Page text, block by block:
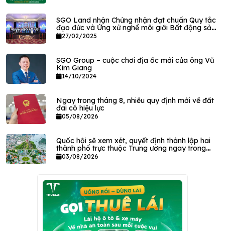
SGO Land nhận Chứng nhận đạt chuẩn Quy tắc
đạo đức và Ứng xử nghề môi giới Bất động sản
VPEC
27/02/2025
SGO Group – cuộc chơi địa ốc mới của ông Vũ
Kim Giang
14/10/2024
Ngay trong tháng 8, nhiều quy định mới về đất
đai có hiệu lực
05/08/2026
Quốc hội sẽ xem xét, quyết định thành lập hai
thành phố trực thuộc Trung ương ngay trong
tháng này
03/08/2026